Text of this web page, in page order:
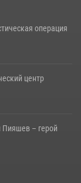
операция
центр
Пияшев – герой